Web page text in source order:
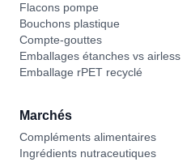
Flacons pompe
Bouchons plastique
Compte-gouttes
Emballages étanches vs airless
Emballage rPET recyclé
Marchés
Compléments alimentaires
Ingrédients nutraceutiques